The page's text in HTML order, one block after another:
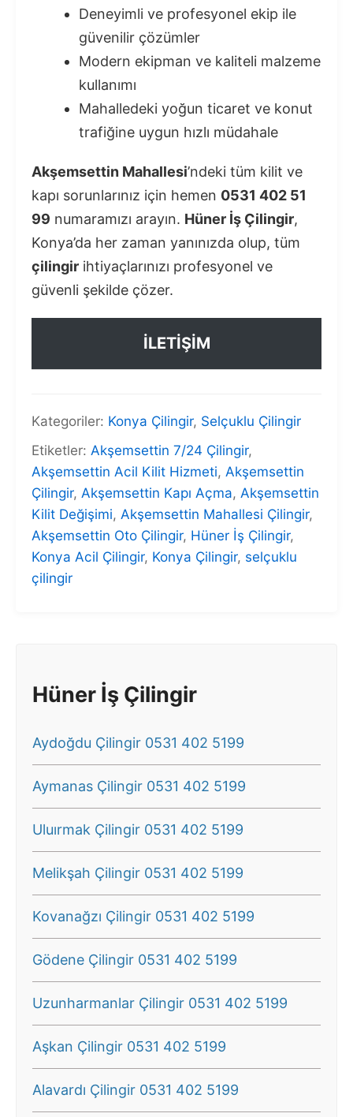
Deneyimli ve profesyonel ekip ile
güvenilir çözümler
Modern ekipman ve kaliteli malzeme
kullanımı
Mahalledeki yoğun ticaret ve konut
trafiğine uygun hızlı müdahale
Akşemsettin Mahallesi’ndeki tüm kilit ve
kapı sorunlarınız için hemen 0531 402 51
99 numaramızı arayın. Hüner İş Çilingir,
Konya’da her zaman yanınızda olup, tüm
çilingir ihtiyaçlarınızı profesyonel ve
güvenli şekilde çözer.
İLETİŞİM
Kategoriler: Konya Çilingir, Selçuklu Çilingir
Etiketler: Akşemsettin 7/24 Çilingir,
Akşemsettin Acil Kilit Hizmeti, Akşemsettin
Çilingir, Akşemsettin Kapı Açma, Akşemsettin
Kilit Değişimi, Akşemsettin Mahallesi Çilingir,
Akşemsettin Oto Çilingir, Hüner İş Çilingir,
Konya Acil Çilingir, Konya Çilingir, selçuklu
çilingir
Hüner İş Çilingir
Aydoğdu Çilingir 0531 402 5199
Aymanas Çilingir 0531 402 5199
Uluırmak Çilingir 0531 402 5199
Melikşah Çilingir 0531 402 5199
Kovanağzı Çilingir 0531 402 5199
Gödene Çilingir 0531 402 5199
Uzunharmanlar Çilingir 0531 402 5199
Aşkan Çilingir 0531 402 5199
Alavardı Çilingir 0531 402 5199